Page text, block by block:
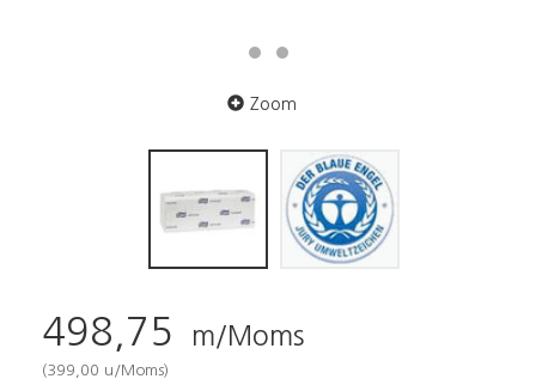
Zoom
498,75 m/Moms
(399,00 u/Moms)